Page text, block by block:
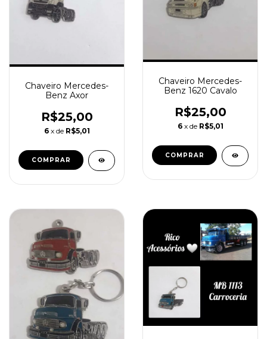
Chaveiro Mercedes-
Benz Axor
R$25,00
6 x de R$5,01
Chaveiro Mercedes-
Benz 1620 Cavalo
R$25,00
6 x de R$5,01